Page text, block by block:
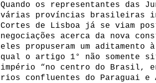
Quando os representantes das
várias províncias brasileiras
Cortes de Lisboa já se viam
negociações acerca da nova
eles propuseram um
qual o artigo 1° não somente
império “no centro do Brasil,
rios confluentes do Paraguai e